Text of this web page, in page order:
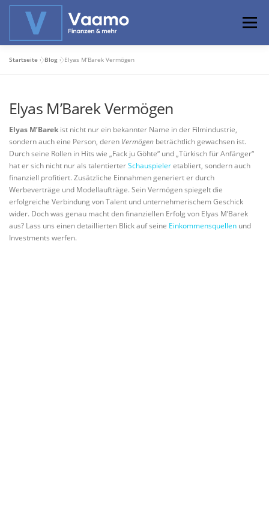
Zum
Menü
PROFIWISSEN ALTERSVORSORGE
PRIVATIER WERDEN
Startseite »Blog »Elyas M’Barek Vermögen
Elyas M’Barek Vermögen
Elyas M’Barek ist nicht nur ein bekannter Name in der Filmindustrie,
sondern auch eine Person, deren Vermögen beträchtlich gewachsen ist.
Durch seine Rollen in Hits wie „Fack ju Göhte“ und „Türkisch für Anfänger“
hat er sich nicht nur als talentierterSchauspieleretabliert, sondern auch
finanziell profitiert. Zusätzliche Einnahmen generiert er durch
Werbeverträge und Modellaufträge. Sein Vermögen spiegelt die
erfolgreiche Verbindung von Talent und unternehmerischem Geschick
wider. Doch was genau macht den finanziellen Erfolg von Elyas M’Barek
aus? Lass uns einen detaillierten Blick auf seine Einkommensquellen und
Investments werfen.